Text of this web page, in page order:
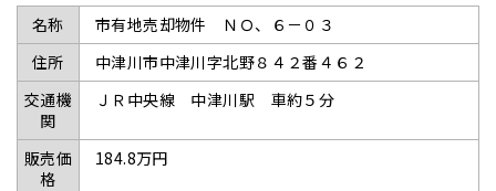
名称
市有地売却物件 ＮＯ、６－０３
住所
中津川市中津川字北野８４２番４６２
交通機
関
ＪＲ中央線 中津川駅 車約５分
販売価
格
184.8万円